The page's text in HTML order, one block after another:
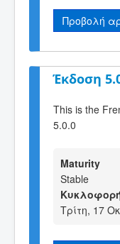
Προβολή
Έκδοση
This is the
5.0.0
Maturity
Stable
Τρίτη, 17